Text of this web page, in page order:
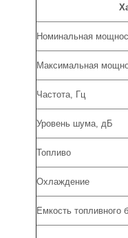
Номинальная
Максимальная
Частота, Гц
Уровень шума, дБ
Топливо
Охлаждение
Емкость топливного